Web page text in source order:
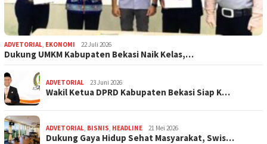
ADVETORIAL, EKONOMI 22 Juli 2026
Dukung UMKM Kabupaten Bekasi Naik Kelas,…
ADVETORIAL 23 Juni 2026
Wakil Ketua DPRD Kabupaten Bekasi Siap K…
ADVETORIAL, BISNIS, HEADLINE 21 Mei 2026
Dukung Gaya Hidup Sehat Masyarakat, Swis…